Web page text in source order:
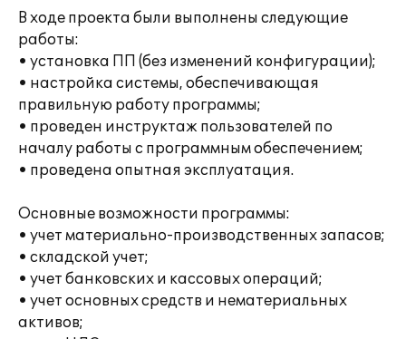
В ходе проекта были выполнены следующие
работы:
• установка ПП (без изменений конфигурации);
• настройка системы, обеспечивающая
правильную работу программы;
• проведен инструктаж пользователей по
началу работы с программным обеспечением;
• проведена опытная эксплуатация.
Основные возможности программы:
• учет материально-производственных запасов;
• складской учет;
• учет банковских и кассовых операций;
• учет основных средств и нематериальных
активов;